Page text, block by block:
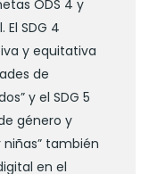
ODS 4 y
SDG 4
y equitativa
de
y el SDG 5
género y
también
en el